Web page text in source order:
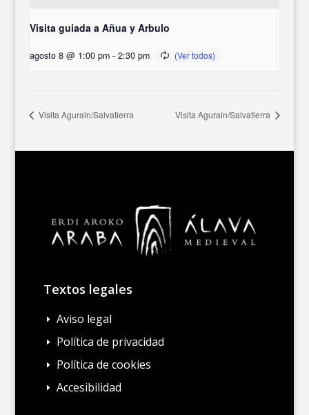
Visita guiada a Añua y Arbulo
agosto 8 @ 1:00 pm - 2:30 pm
Visita Agurain/Salvatierra Visita Agurain/Salvatierra
Textos legales
E Aviso legal
E Política de privacidad
E Política de cookies
E Accesibilidad